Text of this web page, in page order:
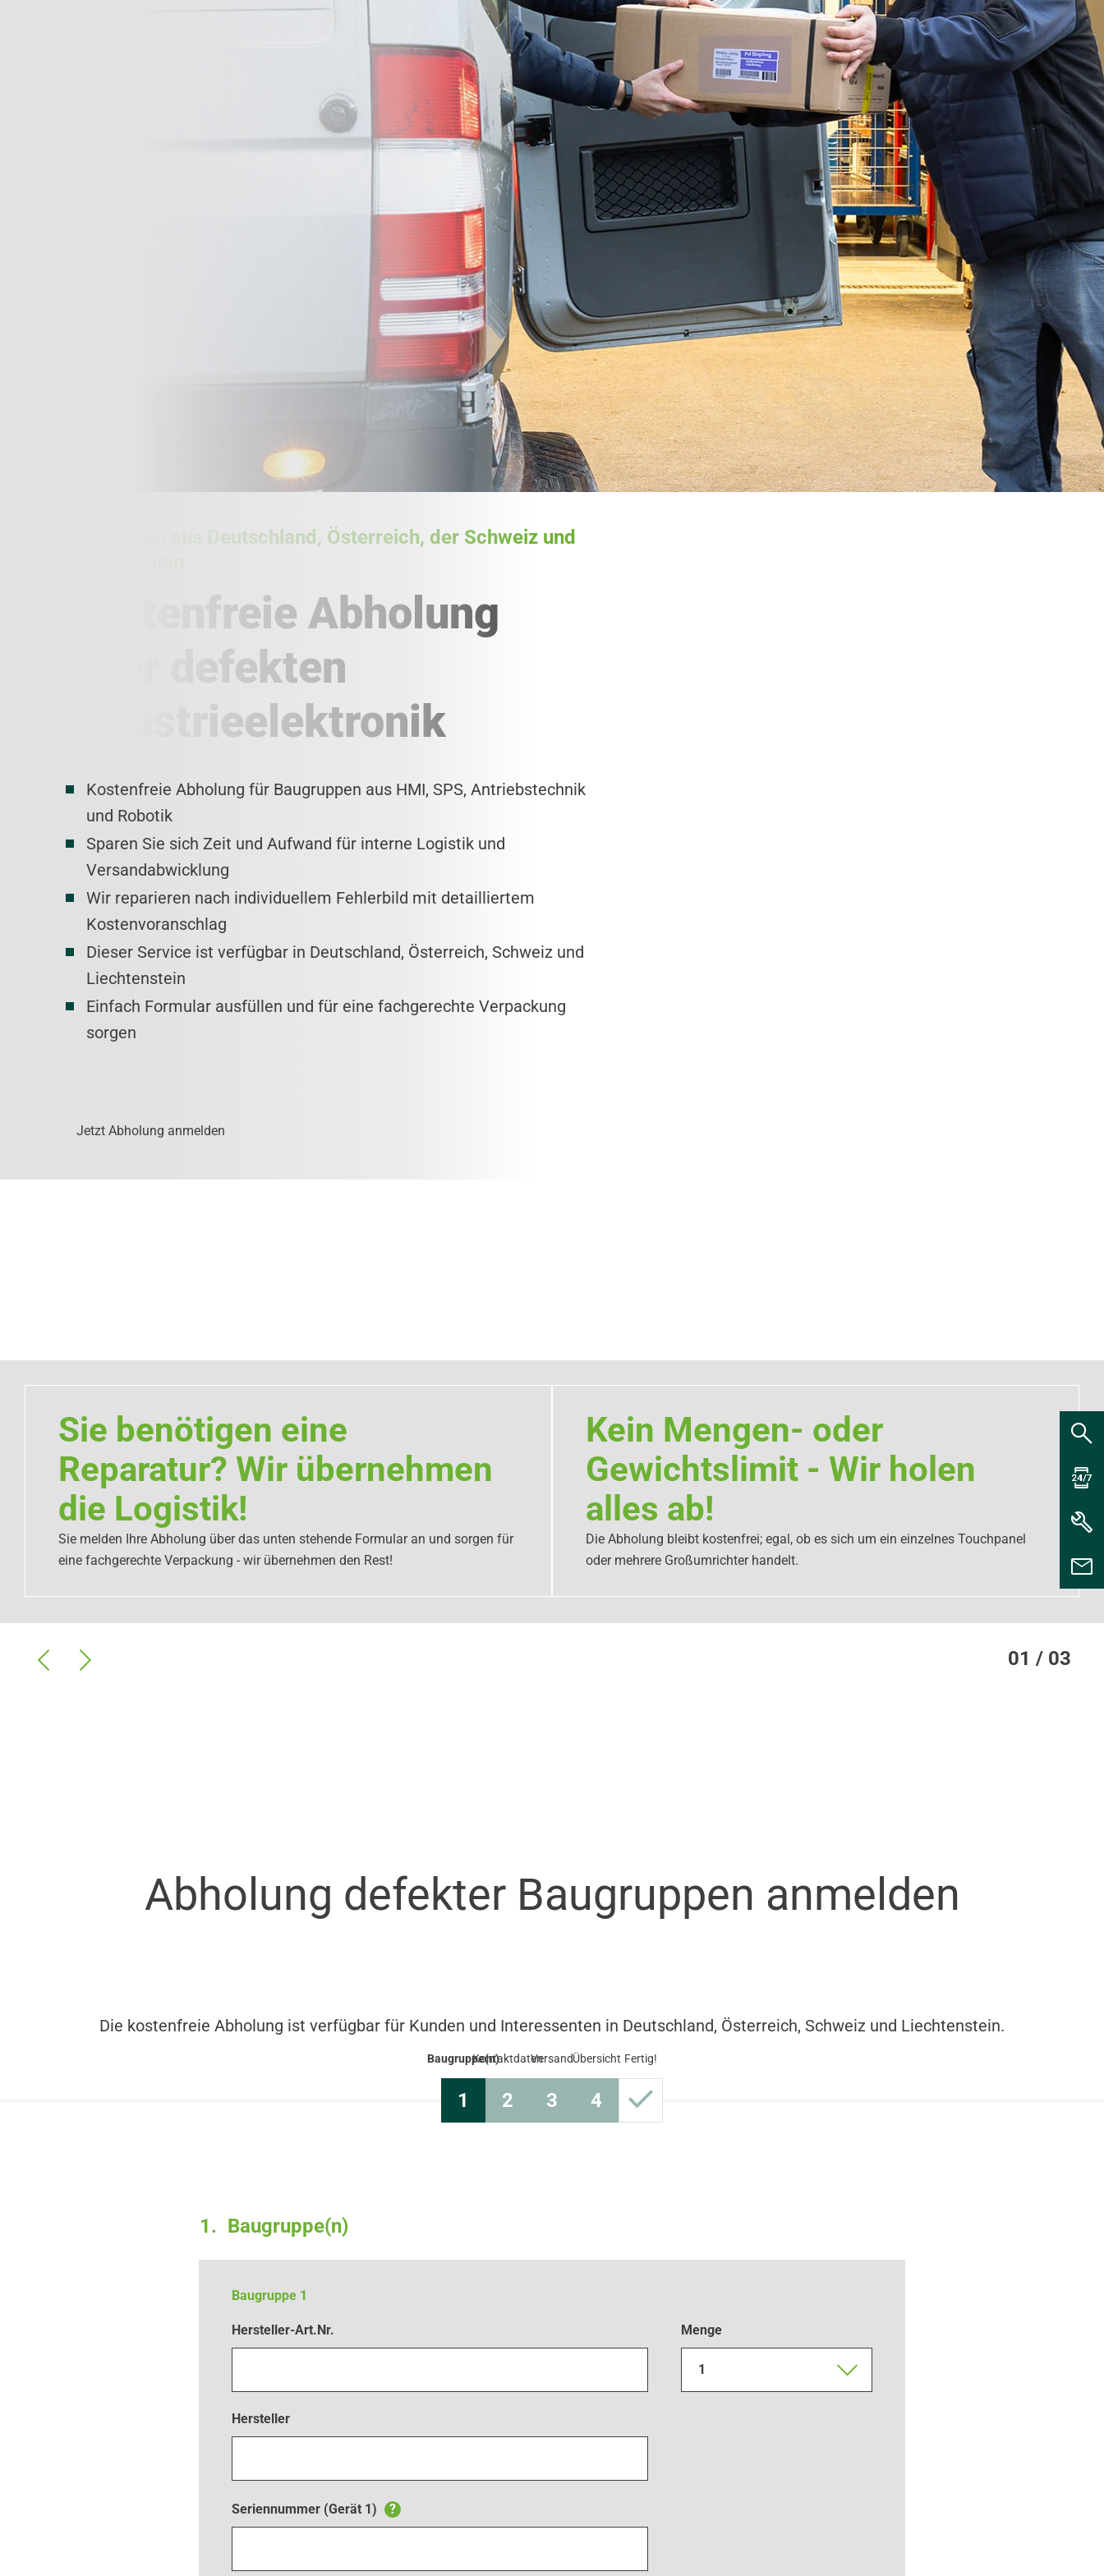
Für Kunden aus Deutschland, Österreich, der Schweiz und
Kostenfreie Abholung
Ihrer defekten
Industrieelektronik
Kostenfreie Abholung für Baugruppen aus HMI, SPS, Antriebstechnik
und Robotik
Sparen Sie sich Zeit und Aufwand für interne Logistik und
Versandabwicklung
Wir reparieren nach individuellem Fehlerbild mit detailliertem
Kostenvoranschlag
Dieser Service ist verfügbar in Deutschland, Österreich, Schweiz und
Liechtenstein
Einfach Formular ausfüllen und für eine fachgerechte Verpackung
sorgen
Jetzt Abholung anmelden
Sie benötigen eine
Reparatur? Wir übernehmen
die Logistik!
Sie melden Ihre Abholung über das unten stehende Formular an und sorgen für
eine fachgerechte Verpackung - wir übernehmen den Rest!
Kein Mengen- oder
Gewichtslimit - Wir holen
alles ab!
Die Abholung bleibt kostenfrei; egal, ob es sich um ein einzelnes Touchpanel
oder mehrere Großumrichter handelt.
01 / 03
Abholung defekter Baugruppen anmelden
Die kostenfreie Abholung ist verfügbar für Kunden und Interessenten in Deutschland, Österreich, Schweiz und Liechtenstein.
Baugruppe(n)
1
Kontaktdaten
2
Versand
3
Übersicht
4
Fertig!
1 Baugruppe(n)
Baugruppe 1
Hersteller-Art.Nr. Menge
1
Hersteller
Seriennummer (Gerät 1) ?